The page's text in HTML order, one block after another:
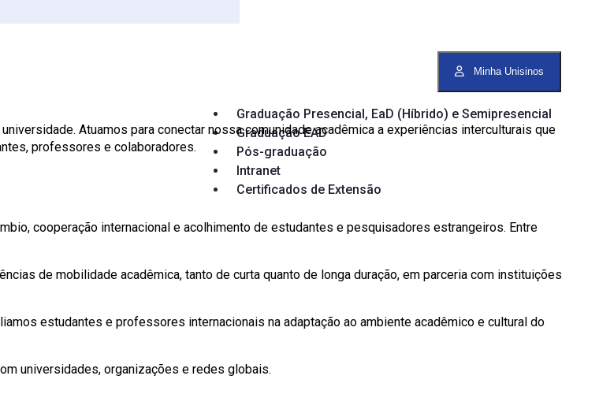
Minha Unisinos
Graduação Presencial, EaD (Híbrido) e Semipresencial
Graduação EAD
Pós-graduação
Intranet
Certificados de Extensão
Atuamos para conectar nossa comunidade acadêmica a experiências interculturais que
professores e colaboradores.
cooperação internacional e acolhimento de estudantes e pesquisadores estrangeiros. Entre
de mobilidade acadêmica, tanto de curta quanto de longa duração, em parceria com instituições
estudantes e professores internacionais na adaptação ao ambiente acadêmico e cultural do
universidades, organizações e redes globais.